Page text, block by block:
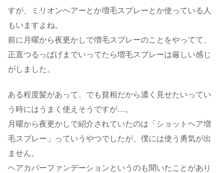
すが、ミリオンヘアーとか増毛スプレーとか使っている人
もいますよね。
前に月曜から夜更かしで増毛スプレーのことをやってて、
正直つるっぱげまでいってたら増毛スプレーは厳しい感じ
がしました。
ある程度髪があって、でも貧相だから濃く見せたいってい
う時にはうまく使えそうですが…。
月曜から夜更かしで紹介されていたのは「ショットヘア増
毛スプレー」っていうやつでしたが、僕には使う勇気が出
ません。
ヘアカバーファンデーションというのも聞いたことがあり